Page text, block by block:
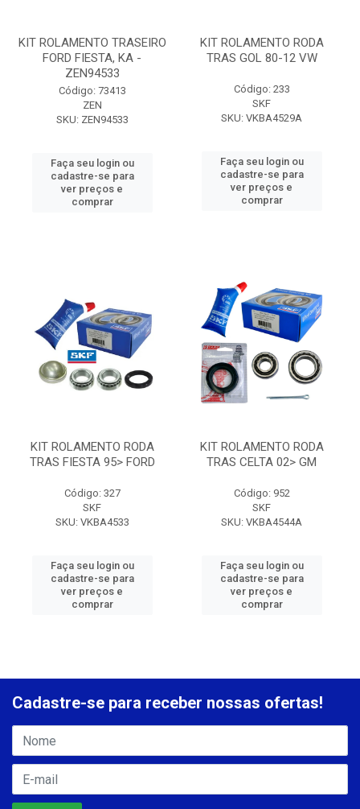
KIT ROLAMENTO TRASEIRO
FORD FIESTA, KA -
ZEN94533
Código: 73413
ZEN
SKU: ZEN94533
Faça seu login ou
cadastre-se para
ver preços e
comprar
KIT ROLAMENTO RODA
TRAS GOL 80-12 VW
Código: 233
SKF
SKU: VKBA4529A
Faça seu login ou
cadastre-se para
ver preços e
comprar
KIT ROLAMENTO RODA
TRAS FIESTA 95> FORD
Código: 327
SKF
SKU: VKBA4533
Faça seu login ou
cadastre-se para
ver preços e
comprar
KIT ROLAMENTO RODA
TRAS CELTA 02> GM
Código: 952
SKF
SKU: VKBA4544A
Faça seu login ou
cadastre-se para
ver preços e
comprar
Cadastre-se para receber nossas ofertas!